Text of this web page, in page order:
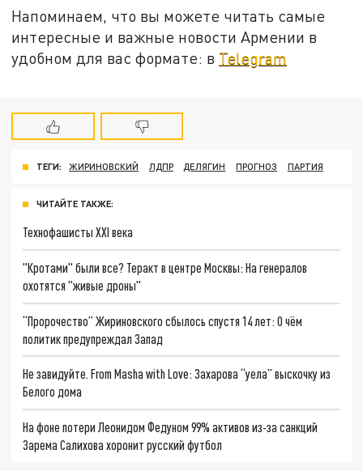
Напоминаем, что вы можете читать самые
интересные и важные новости Армении в
удобном для вас формате: в Telegram
ТЕГИ: ЖИРИНОВСКИЙ ЛДПР ДЕЛЯГИН ПРОГНОЗ ПАРТИЯ
ЧИТАЙТЕ ТАКЖЕ:
Технофашисты XXI века
"Кротами" были все? Теракт в центре Москвы: На генералов
охотятся "живые дроны"
“Пророчество” Жириновского сбылось спустя 14 лет: О чём
политик предупреждал Запад
Не завидуйте. From Masha with Love: Захарова “уела” выскочку из
Белого дома
На фоне потери Леонидом Федуном 99% активов из-за санкций
Зарема Салихова хоронит русский футбол